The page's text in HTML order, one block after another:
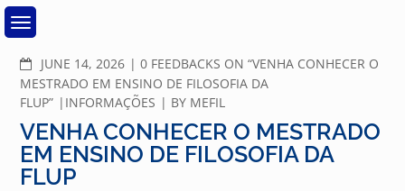
Skip
JUNE 14, 2026
COMMENTS
0 FEEDBACKS ON “VENHA CONHECER O
MESTRADO EM ENSINO DE FILOSOFIA DA
FLUP”
INFORMAÇÕES BY MEFIL
VENHA CONHECER O MESTRADO
EM ENSINO DE FILOSOFIA DA
FLUP